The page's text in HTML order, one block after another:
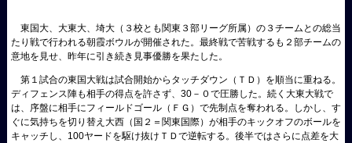
東国大、大東大、埼大（３校とも関東３部リーグ所属）の３チームとの総当
たり戦で行われる朝霞ボウルが開催された。最終戦で苦戦するも２部チームの
意地を見せ、昨年に引き続き見事優勝を果たした。
第１試合の東国大戦は試合開始からタッチダウン（ＴＤ）を順当に重ねる。
ディフェンス陣も相手の得点を許さず、30－０で圧勝した。続く大東大戦で
は、序盤に相手にフィールドゴール（ＦＧ）で先制点を奪われる。しかし、す
ぐに気持ちを切り替え大西（国２＝関東国際）が相手のキックオフのボールを
キャッチし、100ヤードを駆け抜けＴＤで逆転する。後半ではさらに点差を大